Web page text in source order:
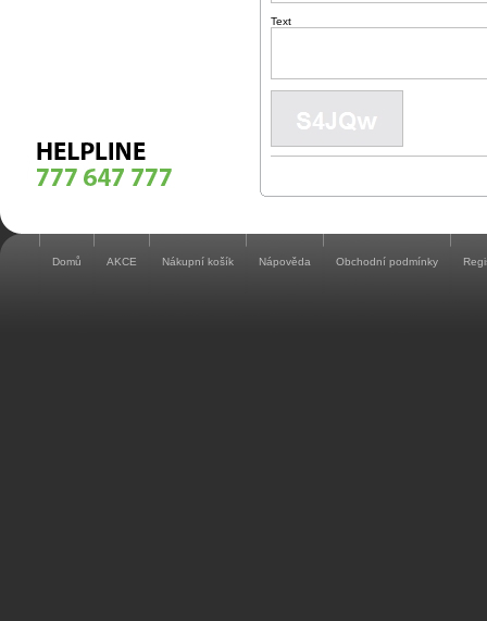
Text
Domů AKCE Nákupní košík Nápověda Obchodní podmínky